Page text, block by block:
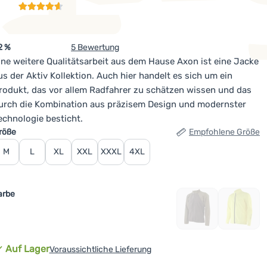
% 5 Bewertung
weitere Qualitätsarbeit aus dem Hause Axon ist eine Jacke
der Aktiv Kollektion. Auch hier handelt es sich um ein
das vor allem Radfahrer zu schätzen wissen und das
die Kombination aus präzisem Design und modernster
besticht.
wählen
Empfohlene Größe
M
L XL XXL XXXL 4XL
Auf LagerVoraussichtliche Lieferung